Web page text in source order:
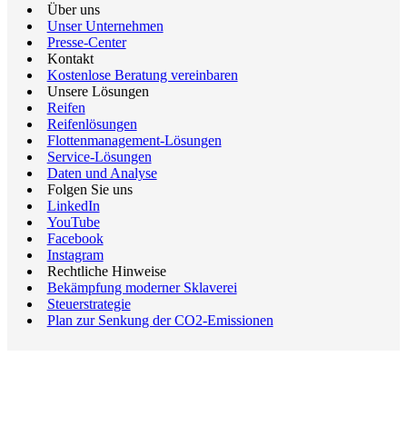
Über uns
Unser Unternehmen
Presse-Center
Kontakt
Kostenlose Beratung vereinbaren
Unsere Lösungen
Reifen
Reifenlösungen
Flottenmanagement-Lösungen
Service-Lösungen
Daten und Analyse
Folgen Sie uns
LinkedIn
YouTube
Facebook
Instagram
Rechtliche Hinweise
Bekämpfung moderner Sklaverei
Steuerstrategie
Plan zur Senkung der CO2-Emissionen